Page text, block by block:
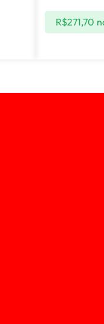
R$271,70